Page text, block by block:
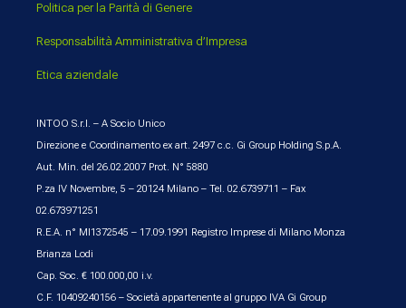
Politica per la Parità di Genere
Responsabilità Amministrativa d’Impresa
Etica aziendale
INTOO S.r.l. – A Socio Unico
Direzione e Coordinamento ex art. 2497 c.c. Gi Group Holding S.p.A.
Aut. Min. del 26.02.2007 Prot. N° 5880
P.za IV Novembre, 5 – 20124 Milano – Tel. 02.6739711 – Fax
02.673971251
R.E.A. n° MI1372545 – 17.09.1991 Registro Imprese di Milano Monza
Brianza Lodi
Cap. Soc. € 100.000,00 i.v.
C.F. 10409240156 – Società appartenente al gruppo IVA Gi Group